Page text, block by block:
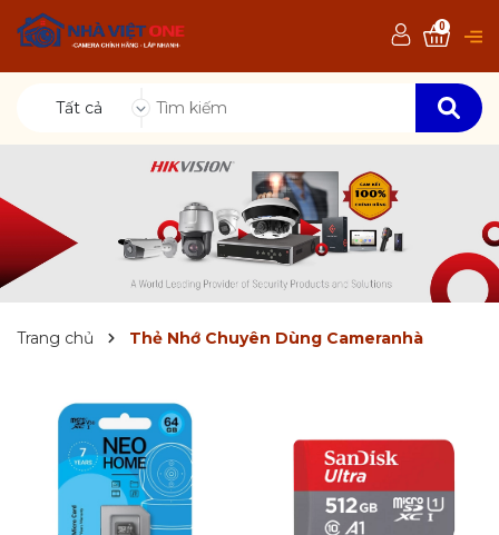
Tất cả
0
Trang chủ Thẻ Nhớ Chuyên Dùng Cameranhà